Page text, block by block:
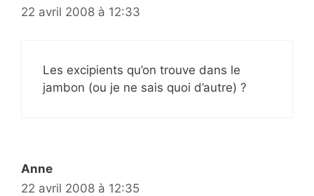
22 avril 2008 à 12:33
Les excipients qu’on trouve dans le
jambon (ou je ne sais quoi d’autre) ?
Anne
22 avril 2008 à 12:35